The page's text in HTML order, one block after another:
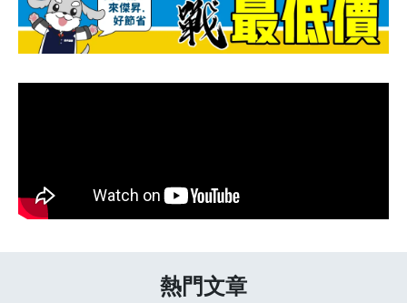
熱門文章